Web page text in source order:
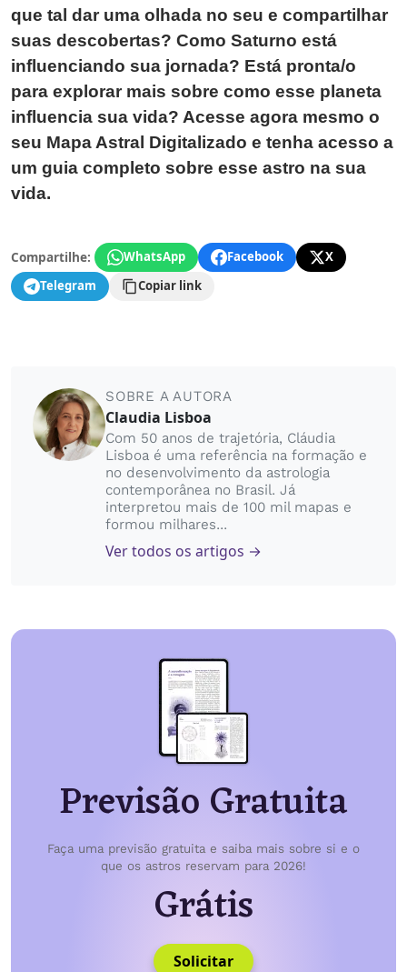
que tal dar uma olhada no seu e compartilhar
suas descobertas? Como Saturno está
influenciando sua jornada? Está pronta/o
para explorar mais sobre como esse planeta
influencia sua vida? Acesse agora mesmo o
seu Mapa Astral Digitalizado e tenha acesso a
um guia completo sobre esse astro na sua
vida.
Compartilhe: WhatsApp Facebook
X
Telegram
Copiar link
SOBRE A AUTORA
Claudia Lisboa
Com 50 anos de trajetória, Cláudia
Lisboa é uma referência na formação e
no desenvolvimento da astrologia
contemporânea no Brasil. Já
interpretou mais de 100 mil mapas e
formou milhares...
Ver todos os artigos →
Previsão Gratuita
Faça uma previsão gratuita e saiba mais sobre si e o
que os astros reservam para 2026!
Grátis
Solicitar